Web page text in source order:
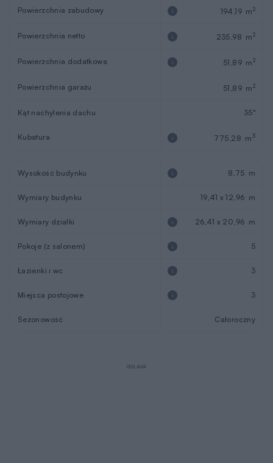
Powierzchnia zabudowy 194,19 m2
Powierzchnia netto 235,98 m2
Powierzchnia dodatkowa 51,89 m2
Powierzchnia garażu 51,89 m2
Kąt nachylenia dachu 35°
Kubatura 775,28 m3
Wysokość budynku 8,75 m
Wymiary budynku 19,41 x 12,96 m
Wymiary działki 26,41 x 20,96 m
Pokoje (z salonem) 5
Łazienki i wc 3
Miejsca postojowe 3
Sezonowość Całoroczny
REKLAMA